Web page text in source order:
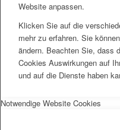
Website anpassen.
Klicken Sie auf die
mehr zu erfahren. Sie
ändern. Beachten Sie, dass
Cookies Auswirkungen auf
und auf die Dienste haben
Notwendige Website Cookies